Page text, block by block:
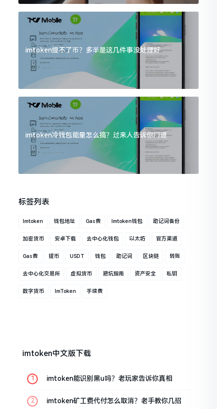
imtoken提不了币？多半是这几件事没处理好
imtoken冷钱包能量怎么搞？过来人告诉你门道
标签列表
Imtoken 钱包地址 Gas费 Imtoken钱包 助记词备份
加密货币 安卓下载 去中心化钱包 以太坊 官方渠道
Gas费 提币 USDT 钱包 助记词 区块链 转账
去中心化交易所 虚拟货币 避坑指南 资产安全 私钥
数字货币 ImToken 手续费
imtoken中文版下载
imtoken能识别黑u吗？老玩家告诉你真相
imtoken矿工费代付怎么取消？老手教你几招